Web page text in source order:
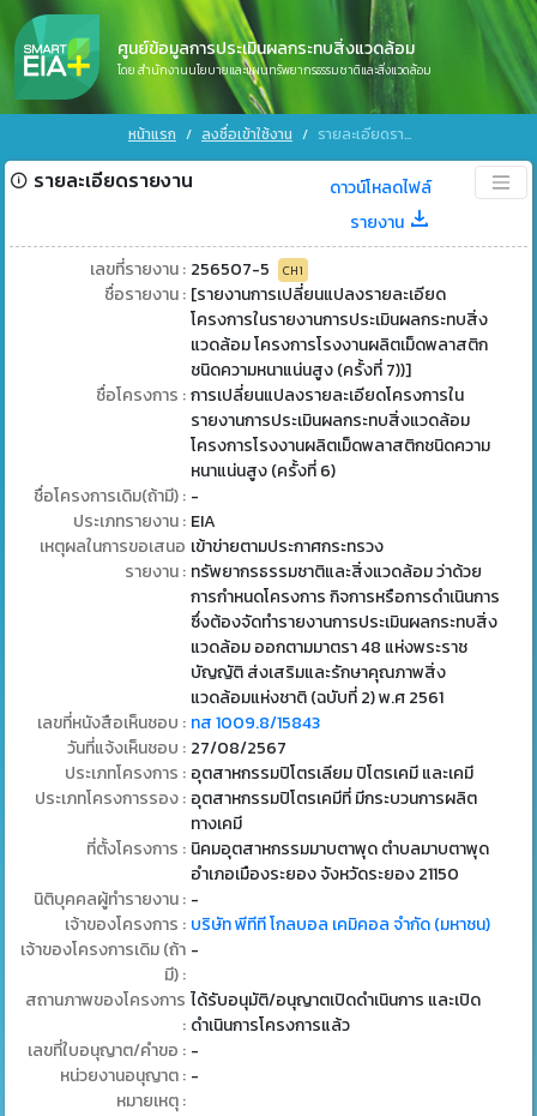
ศูนย์ข้อมูลการประเมินผลกระทบสิ่งแวดล้อม
โดย สำนักงานนโยบายและแผนทรัพยากรธรรมชาติและสิ่งแวดล้อม
หน้าแรก ลงชื่อเข้าใช้งาน รายละเอียดรายงาน
รายละเอียดรายงาน
ดาวน์โหลดไฟล์
รายงาน
เลขที่รายงาน : 256507-5 CH1
ชื่อรายงาน : [รายงานการเปลี่ยนแปลงรายละเอียด
โครงการในรายงานการประเมินผลกระทบสิ่ง
แวดล้อม โครงการโรงงานผลิตเม็ดพลาสติก
ชนิดความหนาแน่นสูง (ครั้งที่ 7))]
ชื่อโครงการ : การเปลี่ยนแปลงรายละเอียดโครงการใน
รายงานการประเมินผลกระทบสิ่งแวดล้อม
โครงการโรงงานผลิตเม็ดพลาสติกชนิดความ
หนาแน่นสูง (ครั้งที่ 6)
ชื่อโครงการเดิม(ถ้ามี) : -
ประเภทรายงาน : EIA
เหตุผลในการขอเสนอ
รายงาน :
เข้าข่ายตามประกาศกระทรวง
ทรัพยากรธรรมชาติและสิ่งแวดล้อม ว่าด้วย
การกำหนดโครงการ กิจการหรือการดำเนินการ
ซึ่งต้องจัดทำรายงานการประเมินผลกระทบสิ่ง
แวดล้อม ออกตามมาตรา 48 แห่งพระราช
บัญญัติ ส่งเสริมและรักษาคุณภาพสิ่ง
แวดล้อมแห่งชาติ (ฉบับที่ 2) พ.ศ 2561
เลขที่หนังสือเห็นชอบ : ทส 1009.8/15843
วันที่แจ้งเห็นชอบ : 27/08/2567
ประเภทโครงการ : อุตสาหกรรมปิโตรเลียม ปิโตรเคมี และเคมี
ประเภทโครงการรอง : อุตสาหกรรมปิโตรเคมีที่ มีกระบวนการผลิต
ทางเคมี
ที่ตั้งโครงการ : นิคมอุตสาหกรรมมาบตาพุด ตำบลมาบตาพุด
อำเภอเมืองระยอง จังหวัดระยอง 21150
นิติบุคคลผู้ทำรายงาน : -
เจ้าของโครงการ : บริษัท พีทีที โกลบอล เคมิคอล จำกัด (มหาชน)
เจ้าของโครงการเดิม (ถ้า
มี) :
-
สถานภาพของโครงการ
:
ได้รับอนุมัติ/อนุญาตเปิดดำเนินการ และเปิด
ดำเนินการโครงการแล้ว
เลขที่ใบอนุญาต/คำขอ : -
หน่วยงานอนุญาต : -
หมายเหตุ :